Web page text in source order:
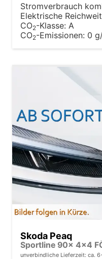
Stromverbrauch
Elektrische
CO2-Klasse: A
CO2-Emissionen: 0
Skoda Peaq
unverbindliche Lieferzeit: ca.